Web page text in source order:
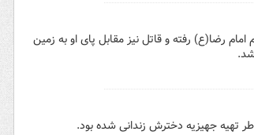
رضا(ع) رفته و قاتل نیز مقابل پای او به زمین
تهیه جهیزیه دخترش زندانی شده بود.